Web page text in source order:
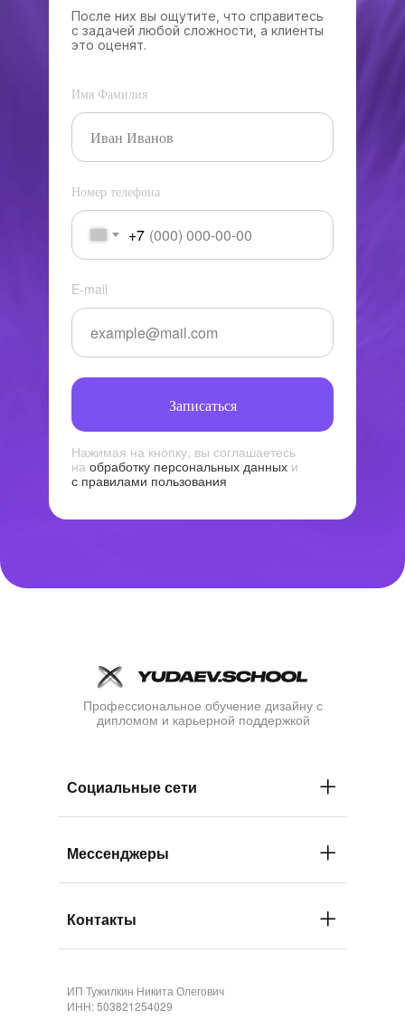
После них вы ощутите, что справитесь
с задачей любой сложности, а клиенты
это оценят.
Имя Фамилия
Номер телефона
+7
E-mail
Записаться
Нажимая на кнопку, вы соглашаетесь
на обработку персональных данных и
с правилами пользования
Профессиональное обучение дизайну с
дипломом и карьерной поддержкой
Социальные сети
Мессенджеры
Контакты
ИП Тужилкин Никита Олегович
ИНН: 503821254029